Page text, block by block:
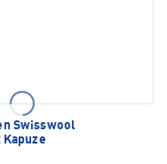
Swisswool